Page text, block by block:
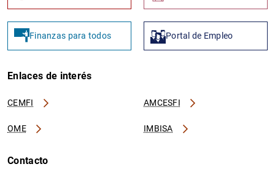
Finanzas para todos Portal de Empleo
Enlaces de interés
CEMFI AMCESFI
OME IMBISA
Contacto